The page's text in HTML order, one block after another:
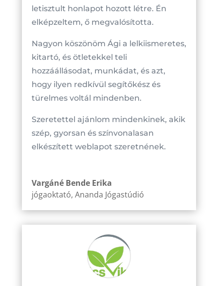
letisztult honlapot hozott létre. Én
elképzeltem, ő megvalósította.
Nagyon köszönöm Ági a lelkiismeretes,
kitartó, és ötletekkel teli
hozzáállásodat, munkádat, és azt,
hogy ilyen redkívül segítőkész és
türelmes voltál mindenben.
Szeretettel ajánlom mindenkinek, akik
szép, gyorsan és színvonalasan
elkészített weblapot szeretnének.
Vargáné Bende Erika
jógaoktató, Ananda Jógastúdió